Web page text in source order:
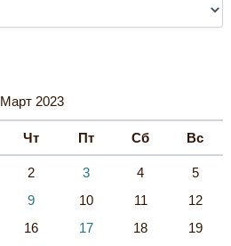
Март 2023
Чт Пт Сб Вс
2 3 4
5
9 10 11
12
16 17 18
19